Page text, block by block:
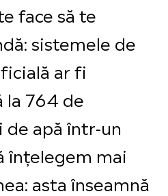
face să te
sistemele de
ar fi
la 764 de
apă într-un
înțelegem mai
asta înseamnă